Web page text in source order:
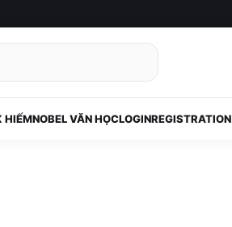
HIẾMNOBEL VĂN HỌCLOGINREGISTRATION